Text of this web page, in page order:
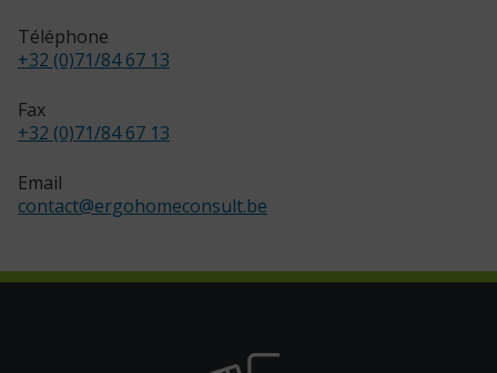
Téléphone
+32 (0)71/84 67 13
Fax
+32 (0)71/84 67 13
Email
contact@ergohomeconsult.be